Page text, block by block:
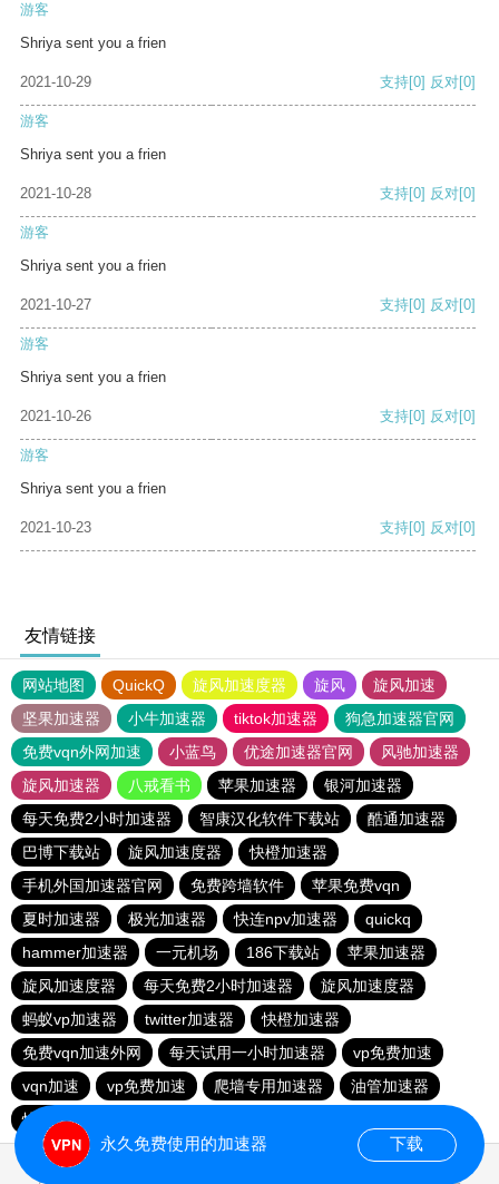
游客
Shriya sent you a frien
2021-10-29 支持[0] 反对[0]
游客
Shriya sent you a frien
2021-10-28 支持[0] 反对[0]
游客
Shriya sent you a frien
2021-10-27 支持[0] 反对[0]
游客
Shriya sent you a frien
2021-10-26 支持[0] 反对[0]
游客
Shriya sent you a frien
2021-10-23 支持[0] 反对[0]
友情链接
网站地图 QuickQ 旋风加速度器 旋风
旋风加速
坚果加速器
小牛加速器 tiktok加速器
狗急加速器官网
免费vqn外网加速
小蓝鸟 优途加速器官网
风驰加速器
旋风加速器
八戒看书 苹果加速器
银河加速器
每天免费2小时加速器
智康汉化软件下载站
酷通加速器
巴博下载站
旋风加速度器
快橙加速器
手机外国加速器官网
免费跨墙软件
苹果免费vqn
夏时加速器
极光加速器 快连npv加速器
quickq
hammer加速器
一元机场 186下载站
苹果加速器
旋风加速度器
每天免费2小时加速器
旋风加速度器
蚂蚁vp加速器
twitter加速器
快橙加速器
免费vqn加速外网
每天试用一小时加速器
vp免费加速
vqn加速
vp免费加速 爬墙专用加速器
油管加速器
快连vn破解版
永久免费使用的加速器 下载